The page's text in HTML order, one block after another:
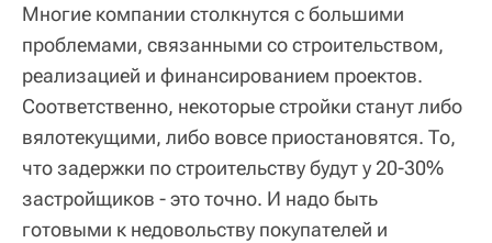
Многие компании столкнутся с большими
проблемами, связанными со строительством,
реализацией и финансированием проектов.
Соответственно, некоторые стройки станут либо
вялотекущими, либо вовсе приостановятся. То,
что задержки по строительству будут у 20-30%
застройщиков - это точно. И надо быть
готовыми к недовольству покупателей и